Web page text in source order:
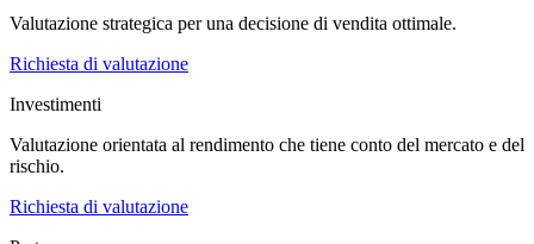
Valutazione strategica per una decisione di vendita ottimale.
Richiesta di valutazione
Investimenti
Valutazione orientata al rendimento che tiene conto del mercato e del
rischio.
Richiesta di valutazione